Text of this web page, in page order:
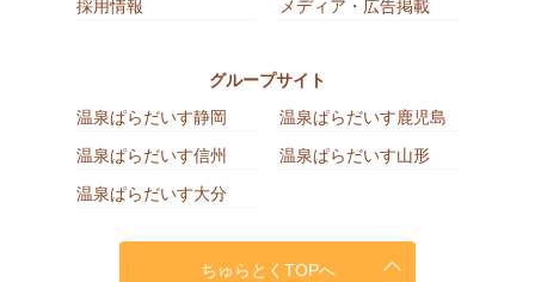
採用情報
メディア・広告掲載
グループサイト
温泉ぱらだいす静岡
温泉ぱらだいす鹿児島
温泉ぱらだいす信州
温泉ぱらだいす山形
温泉ぱらだいす大分
ちゅらとくTOPへ